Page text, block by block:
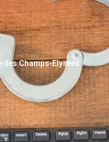
des Champs-Elysées